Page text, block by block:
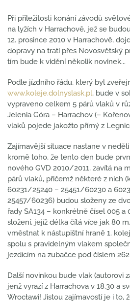
Při příležitosti konání závodů
na lyžích v Harrachově, jež se
12. prosince 2010 v Harrachově,
dopravy na trati přes Novosvětský
tím bude k vidění několik novinek...
Podle jízdního řádu, který byl
www.koleje.dolnyslask.pl, bude v
vypraveno celkem 5 párů vlaků v
Jelenia Góra – Harrachov (–
vlaků pojede jakožto přímý z
Zajímavější situace nastane v neděli
kromě toho, že tento den bude
nového GVD 2010/2011, zavítá na
párů vlaků, přičemž některé z nich
60231/25240 – 25451/60230 a
25457/60236) budou složeny ze
řady SA134 – konkrétně čísel 005 a
složení, jejíž délka čítá více jak 80
vměstnat k nástupištní hraně 1.
spolu s pravidelným vlakem
jezdícím na zubačce pod číslem
Další novinkou bude vlak (autorovi
jenž vyrazí z Harrachova v 18.30 a
Wrocławi! Jistou zajímavostí je i to,